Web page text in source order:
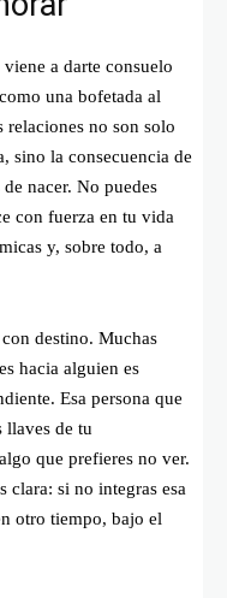
viene a darte consuelo
una bofetada al
no son solo
sino la consecuencia de
nacer. No puedes
con fuerza en tu vida
y, sobre todo, a
destino. Muchas
hacia alguien es
Esa persona que
llaves de tu
que prefieres no ver.
clara: si no integras esa
otro tiempo, bajo el